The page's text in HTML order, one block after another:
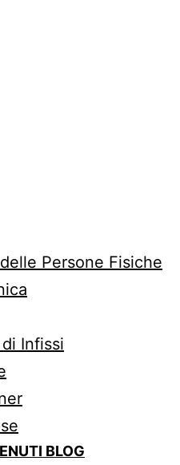
Persone Fisiche
Infissi
BLOG